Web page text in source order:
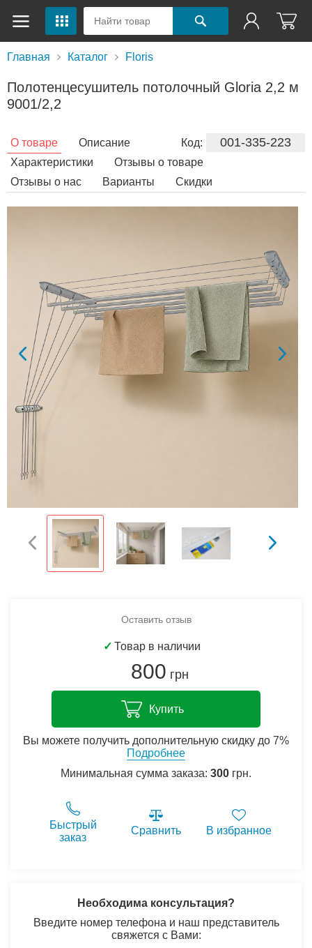
Главная Каталог Floris
Полотенцесушитель потолочный Gloria 2,2 м
9001/2,2
Код: 001-335-223
О товаре
Описание
Характеристики
Отзывы о товаре
Отзывы о нас
Варианты Скидки
Оставить отзыв
✓ Товар в наличии
800 грн
Купить
Вы можете получить дополнительную скидку до 7%
Подробнее
Минимальная сумма заказа: 300 грн.
Быстрый
заказ
Сравнить В избранное
Необходима консультация?
Введите номер телефона и наш представитель
свяжется с Вами: